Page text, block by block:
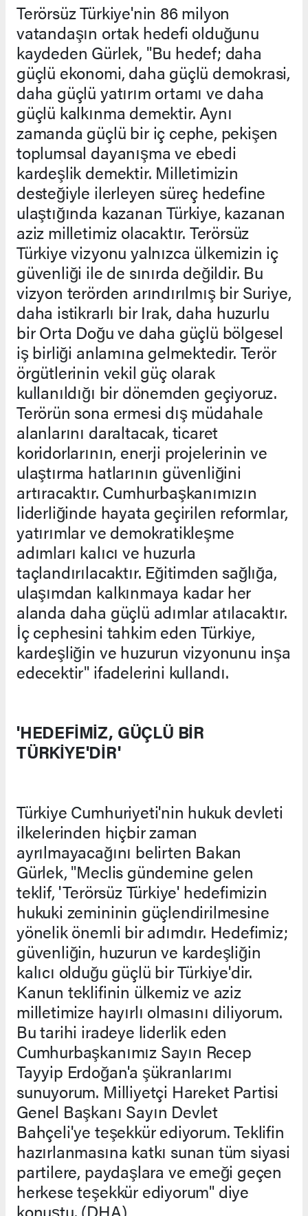
Terörsüz Türkiye'nin 86 milyon
vatandaşın ortak hedefi olduğunu
kaydeden Gürlek, "Bu hedef; daha
güçlü ekonomi, daha güçlü demokrasi,
daha güçlü yatırım ortamı ve daha
güçlü kalkınma demektir. Aynı
zamanda güçlü bir iç cephe, pekişen
toplumsal dayanışma ve ebedi
kardeşlik demektir. Milletimizin
desteğiyle ilerleyen süreç hedefine
ulaştığında kazanan Türkiye, kazanan
aziz milletimiz olacaktır. Terörsüz
Türkiye vizyonu yalnızca ülkemizin iç
güvenliği ile de sınırda değildir. Bu
vizyon terörden arındırılmış bir Suriye,
daha istikrarlı bir Irak, daha huzurlu
bir Orta Doğu ve daha güçlü bölgesel
iş birliği anlamına gelmektedir. Terör
örgütlerinin vekil güç olarak
kullanıldığı bir dönemden geçiyoruz.
Terörün sona ermesi dış müdahale
alanlarını daraltacak, ticaret
koridorlarının, enerji projelerinin ve
ulaştırma hatlarının güvenliğini
artıracaktır. Cumhurbaşkanımızın
liderliğinde hayata geçirilen reformlar,
yatırımlar ve demokratikleşme
adımları kalıcı ve huzurla
taçlandırılacaktır. Eğitimden sağlığa,
ulaşımdan kalkınmaya kadar her
alanda daha güçlü adımlar atılacaktır.
İç cephesini tahkim eden Türkiye,
kardeşliğin ve huzurun vizyonunu inşa
edecektir" ifadelerini kullandı.
'HEDEFİMİZ, GÜÇLÜ BİR
TÜRKİYE'DİR'
Türkiye Cumhuriyeti'nin hukuk devleti
ilkelerinden hiçbir zaman
ayrılmayacağını belirten Bakan
Gürlek, "Meclis gündemine gelen
teklif, 'Terörsüz Türkiye' hedefimizin
hukuki zemininin güçlendirilmesine
yönelik önemli bir adımdır. Hedefimiz;
güvenliğin, huzurun ve kardeşliğin
kalıcı olduğu güçlü bir Türkiye'dir.
Kanun teklifinin ülkemiz ve aziz
milletimize hayırlı olmasını diliyorum.
Bu tarihi iradeye liderlik eden
Cumhurbaşkanımız Sayın Recep
Tayyip Erdoğan'a şükranlarımı
sunuyorum. Milliyetçi Hareket Partisi
Genel Başkanı Sayın Devlet
Bahçeli'ye teşekkür ediyorum. Teklifin
hazırlanmasına katkı sunan tüm siyasi
partilere, paydaşlara ve emeği geçen
herkese teşekkür ediyorum" diye
konuştu. (DHA)